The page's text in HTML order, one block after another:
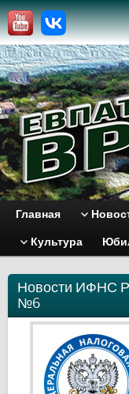
Главная
Культура
Новости ИФНС
№6